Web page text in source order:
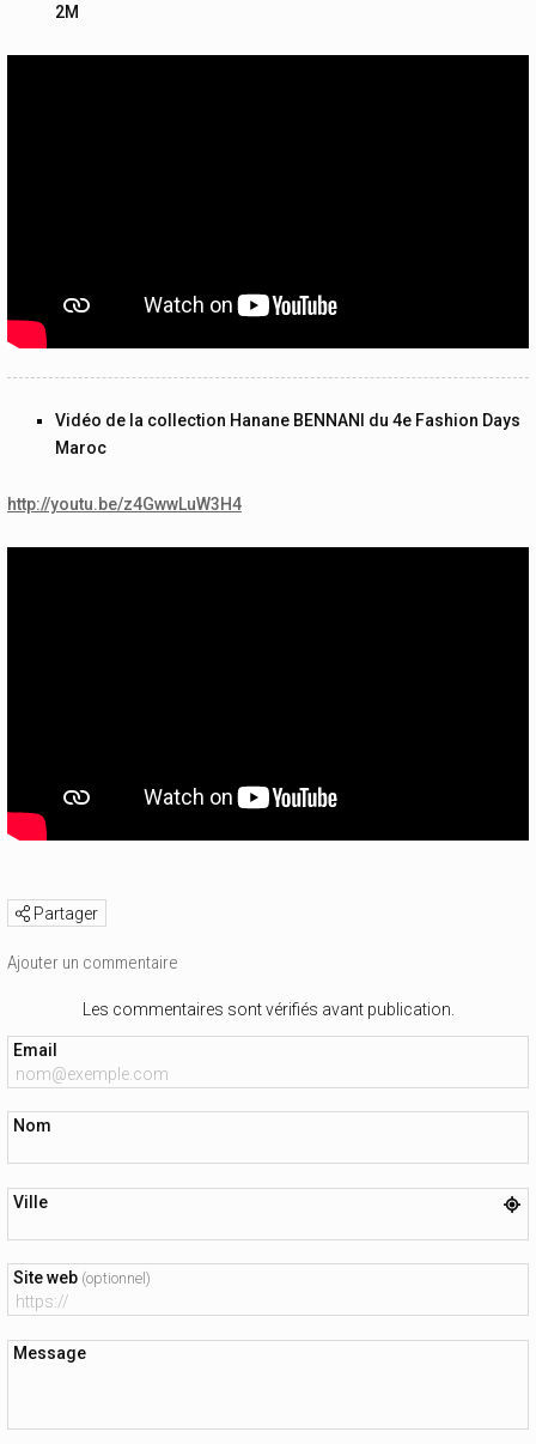
2M
Vidéo de la collection Hanane BENNANI du 4e Fashion Days
Maroc
http://youtu.be/z4GwwLuW3H4
Partager
Ajouter un commentaire
Les commentaires sont vérifiés avant publication.
Email
Nom
Ville
Site web (optionnel)
Message